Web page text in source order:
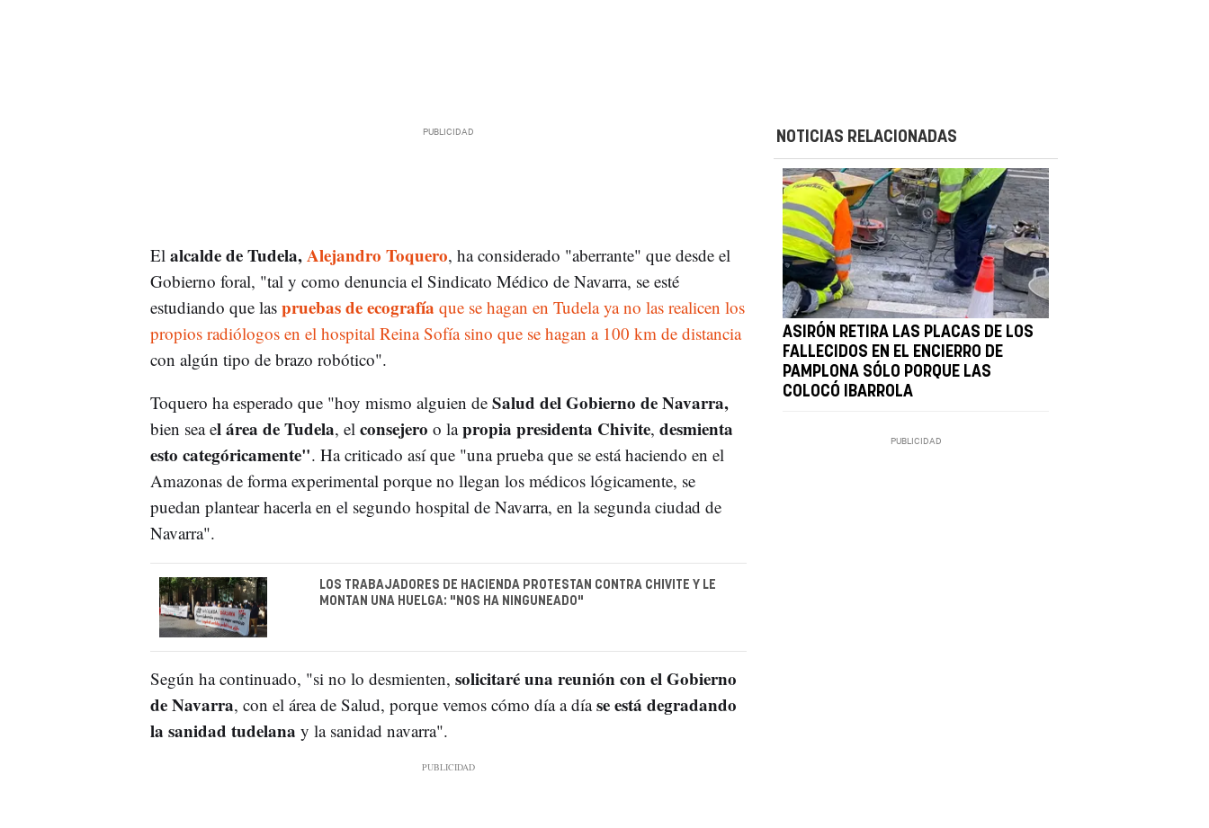
El alcalde de Tudela,Alejandro Toquero, ha considerado "aberrante" que desde el
Gobierno foral, "tal y como denuncia el Sindicato Médico de Navarra, se esté
estudiando que las pruebas de ecografía que se hagan en Tudela ya no las realicen los
propios radiólogos en el hospital Reina Sofía sino que se hagan a 100 km de distancia
con algún tipo de brazo robótico".
Toquero ha esperado que "hoy mismo alguien de Salud del Gobierno de Navarra,
bien sea el área de Tudela, el consejero o lapropia presidenta Chivite, desmienta
esto categóricamente". Ha criticado así que "una prueba que se está haciendo en el
Amazonas de forma experimental porque no llegan los médicos lógicamente, se
puedan plantear hacerla en el segundo hospital de Navarra, en la segunda ciudad de
Navarra".
LOS TRABAJADORES DE HACIENDA PROTESTAN CONTRA CHIVITE Y LE
MONTAN UNA HUELGA: "NOS HA NINGUNEADO"
Según ha continuado, "si no lo desmienten, solicitaré una reunión con el Gobierno
de Navarra, con el área de Salud, porque vemos cómo día a díase está degradando
la sanidad tudelana y la sanidad navarra".
NOTICIAS RELACIONADAS
ASIRÓN RETIRA LAS PLACAS DE LOS
FALLECIDOS EN EL ENCIERRO DE
PAMPLONA SÓLO PORQUE LAS
COLOCÓ IBARROLA